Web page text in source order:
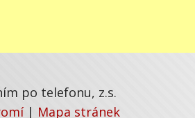
po telefonu, z.s.
| Mapa stránek